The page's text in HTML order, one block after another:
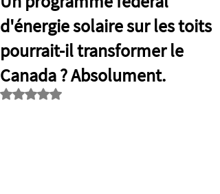
d'énergie solaire sur les toits
pourrait-il transformer le
Canada ? Absolument.
Noté NaN étoiles sur 5.